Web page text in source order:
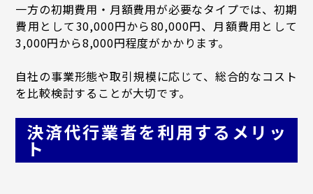
一方の初期費用・月額費用が必要なタイプでは、初期
費用として30,000円から80,000円、月額費用として
3,000円から8,000円程度がかかります。
自社の事業形態や取引規模に応じて、総合的なコスト
を比較検討することが大切です。
決済代行業者を利用するメリッ
ト